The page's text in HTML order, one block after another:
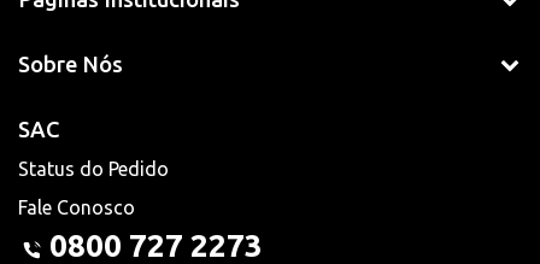
Sobre Nós
SAC
Status do Pedido
Fale Conosco
0800 727 2273